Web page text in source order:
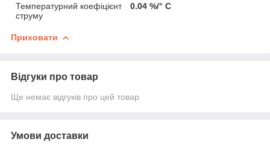
Температурний коефіцієнт
струму
0.04 %/° С
Приховати
Відгуки про товар
Ще немає відгуків про цей товар
Умови доставки